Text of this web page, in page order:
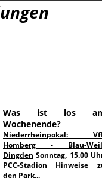
Was ist los
Wochenende?
Niederrheinpokal:
Homberg - Blau-
Dingden Sonntag, 15.00
PCC-Stadion
Hinweise
den Park...